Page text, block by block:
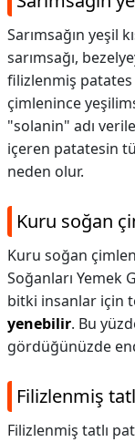
Sarımsağın yeşil
sarımsağı,
filizlenmiş patates
çimlenince
"solanin" adı
içeren patatesin
neden olur.
Kuru soğan
Kuru soğan
Soğanları Yemek
bitki insanlar için
yenebilir. Bu
gördüğünüzde
Filizlenmiş
Filizlenmiş tatlı